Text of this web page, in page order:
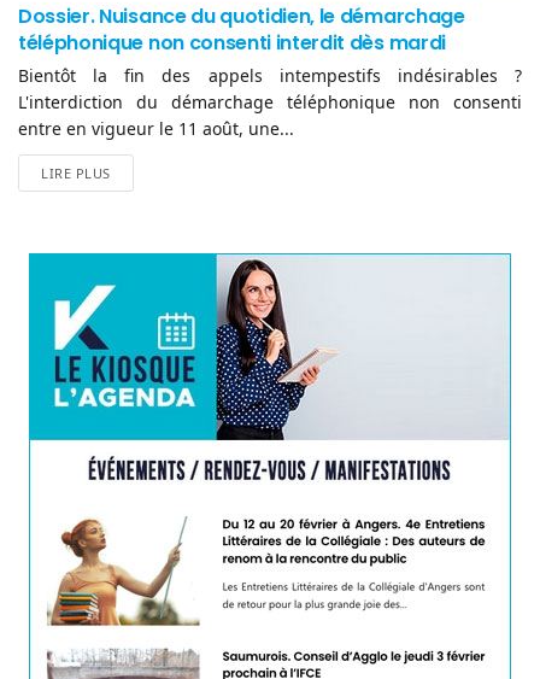
Dossier. Nuisance du quotidien, le démarchage
téléphonique non consenti interdit dès mardi
Bientôt la fin des appels intempestifs indésirables ?
L'interdiction du démarchage téléphonique non consenti
entre en vigueur le 11 août, une...
LIRE PLUS